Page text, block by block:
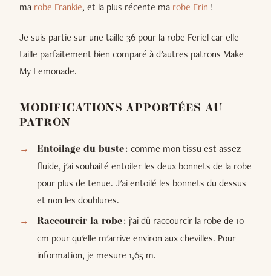
ma robe Frankie, et la plus récente ma robe Erin !
Je suis partie sur une taille 36 pour la robe Feriel car elle
taille parfaitement bien comparé à d'autres patrons Make
My Lemonade.
MODIFICATIONS APPORTÉES AU
PATRON
Entoilage du buste : comme mon tissu est assez
fluide, j'ai souhaité entoiler les deux bonnets de la robe
pour plus de tenue. J'ai entoilé les bonnets du dessus
et non les doublures.
Raccourcir la robe : j'ai dû raccourcir la robe de 10
cm pour qu'elle m'arrive environ aux chevilles. Pour
information, je mesure 1,65 m.